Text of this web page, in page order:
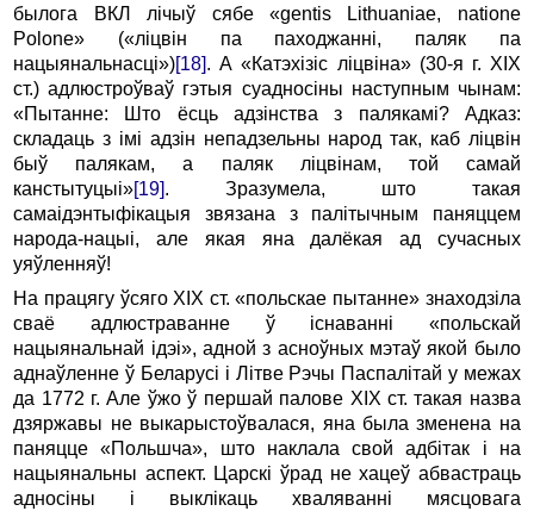
былога ВКЛ лічыў сябе «gentis Lithuaniae, natione
Polone» («ліцвін па паходжанні, паляк па
нацыянальнасці»)[18]. А «Катэхізіс ліцвіна» (30-я г. ХIХ
ст.) адлюстроўваў гэтыя суадносіны наступным чынам:
«Пытанне: Што ёсць адзінства з палякамі? Адказ:
складаць з імі адзін непадзельны народ так, каб ліцвін
быў палякам, а паляк ліцвінам, той самай
канстытуцыі»[19]. Зразумела, што такая
самаідэнтыфікацыя звязана з палітычным паняццем
народа-нацыі, але якая яна далёкая ад сучасных
уяўленняў!
На працягу ўсяго ХIХ ст. «польскае пытанне» знаходзіла
сваё адлюстраванне ў існаванні «польскай
нацыянальнай ідэі», адной з асноўных мэтаў якой было
аднаўленне ў Беларусі і Літве Рэчы Паспалітай у межах
да 1772 г. Але ўжо ў першай палове ХIХ ст. такая назва
дзяржавы не выкарыстоўвалася, яна была зменена на
паняцце «Польшча», што наклала свой адбітак і на
нацыянальны аспект. Царскі ўрад не хацеў абвастраць
адносіны і выклікаць хваляванні мясцовага